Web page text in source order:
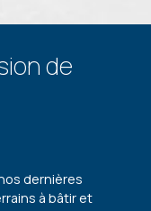
de
dernières
à bâtir et